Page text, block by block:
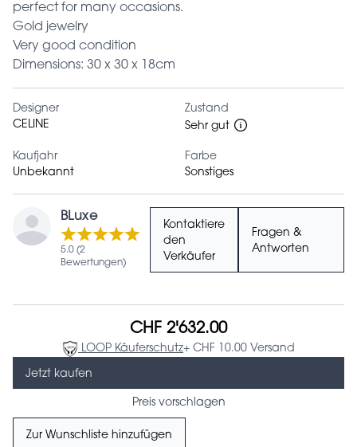
perfect for many occasions.
Gold jewelry
Very good condition
Dimensions: 30 x 30 x 18cm
Designer
CELINE
Zustand
Sehr gut
Kaufjahr
Unbekannt
Farbe
Sonstiges
BLuxe
5.0 (2
Bewertungen)
Kontaktiere
den
Verkäufer
Fragen &
Antworten
CHF 2'632.00
LOOP Käuferschutz+ CHF 10.00 Versand
Jetzt kaufen
Preis vorschlagen
Zur Wunschliste hinzufügen